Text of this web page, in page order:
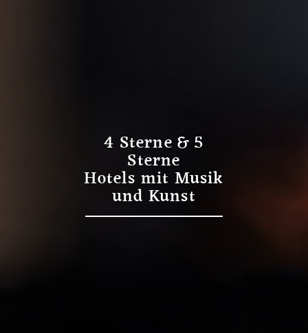
4 Sterne & 5
Sterne
Hotels mit Musik
und Kunst